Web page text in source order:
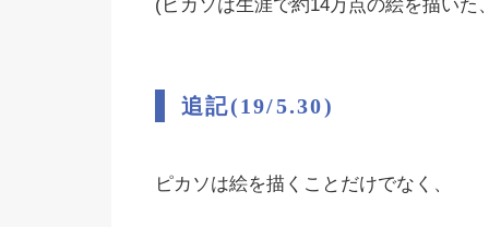
(ピカソは生涯で約14万点の絵を描いた
追記(19/5.30)
ピカソは絵を描くことだけでなく、